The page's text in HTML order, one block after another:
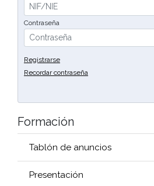
Contraseña
Registrarse
Recordar contraseña
Formación
Tablón de anuncios
Presentación